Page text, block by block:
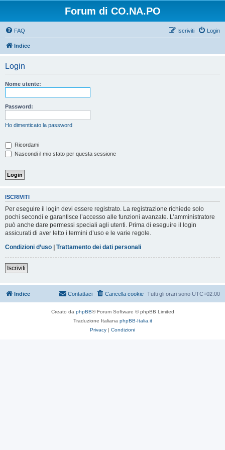
Forum di CO.NA.PO
FAQ Login
Iscriviti
Indice
Login
Nome utente:
Password:
Ho dimenticato la password
Ricordami
Nascondi il mio stato per questa sessione
ISCRIVITI
Per eseguire il login devi essere registrato. La registrazione richiede solo
pochi secondi e garantisce l’accesso alle funzioni avanzate. L’amministratore
può anche dare permessi speciali agli utenti. Prima di eseguire il login
assicurati di aver letto i termini d’uso e le varie regole.
Condizioni d’uso | Trattamento dei dati personali
Iscriviti
Indice Tutti gli orari sono UTC+02:00
Cancella cookie
Contattaci
Creato da phpBB® Forum Software © phpBB Limited
Traduzione Italiana phpBB-Italia.it
Privacy | Condizioni